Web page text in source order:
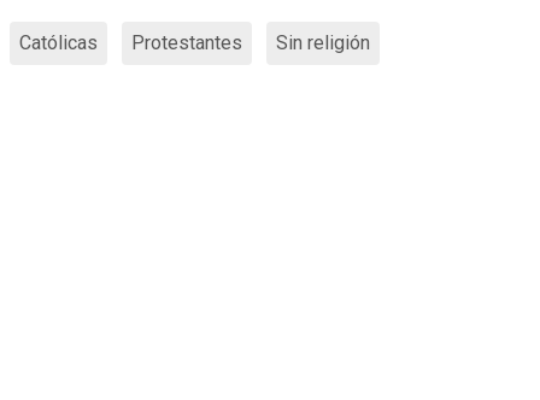
Católicas Protestantes Sin religión